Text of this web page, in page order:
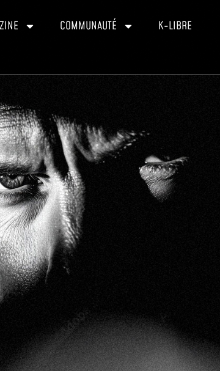
COMMUNAUTÉ K-LIBRE